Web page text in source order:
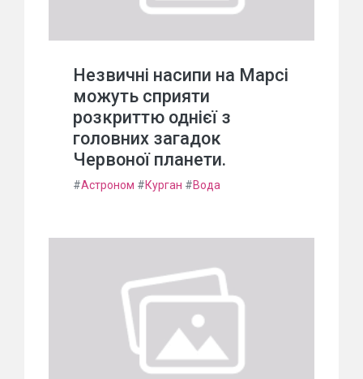
Незвичні насипи на Марсі
можуть сприяти
розкриттю однієї з
головних загадок
Червоної планети.
#Астроном #Курган #Вода